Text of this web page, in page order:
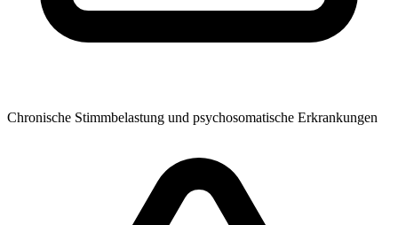
Chronische Stimmbelastung und psychosomatische Erkrankungen